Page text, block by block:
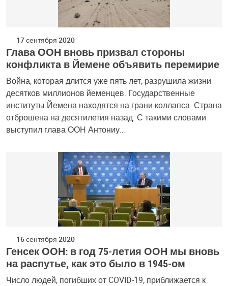
17 сентября 2020
Глава ООН вновь призвал стороны
конфликта в Йемене объявить перемирие
Война, которая длится уже пять лет, разрушила жизни
десятков миллионов йеменцев. Государственные
институты Йемена находятся на грани коллапса. Страна
отброшена на десятилетия назад. С такими словами
выступил глава ООН Антониу…
16 сентября 2020
Генсек ООН: в год 75-летия ООН мы вновь
на распутье, как это было в 1945-ом
Число людей, погибших от COVID-19, приближается к